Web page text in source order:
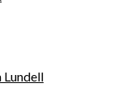
Lundell